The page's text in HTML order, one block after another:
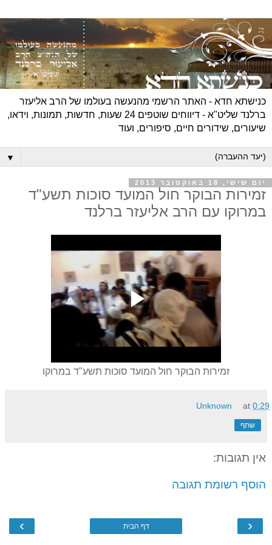
כנישתא חדא - האתר הרשמי מהנעשה בעולמו של הרב אליעזר
ברלנד שליט"א - דיווחים שוטפים 24 שעות, חדשות, תמונות, וידאו,
שיעורים, שידורים חיים, סיפורים, ועוד
▼
יום שישי, 18 באוקטובר 2013
זמירות הבוקר חול המועד סוכות תשע"ד
במרוקו עם הרב אליעזר ברלנד
זמירות הבוקר חול המועד סוכות תשע"ד במרוקו
Unknown at0:29
שתף
אין תגובות:
הוסף רשומת תגובה
‹
› דף הבית